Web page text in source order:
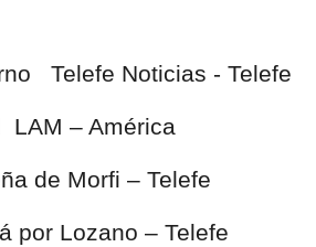
Telefe Noticias - Telefe
LAM – América
de Morfi – Telefe
por Lozano – Telefe